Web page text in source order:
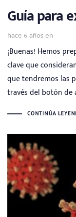
Guía para
hace 6 añosen
¡Buenas! Hemos
clave que
que tendremos las
través del botón de
CONTINÚA